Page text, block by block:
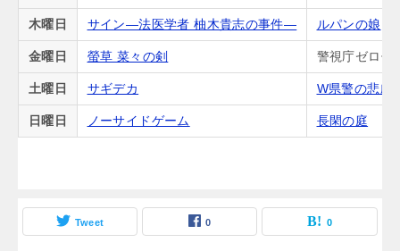
木曜日 サイン―法医学者 柚木貴志の事件― ルパンの娘
金曜日 螢草 菜々の剣 警視庁ゼロ係
土曜日 サギデカ W県警の悲劇
日曜日 ノーサイドゲーム 長閑の庭
Tweet 0 0